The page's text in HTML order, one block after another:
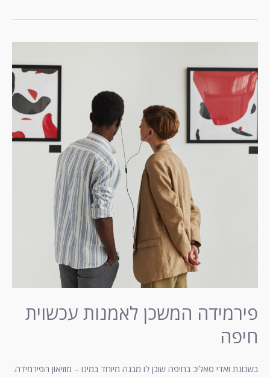
פירמידה המשכן לאמנות עכשוית
חיפה
בשכונת ואדי סאליב בחיפה שוכן לו מבנה מיוחד במינו – מוזיאון הפירמידה.
המשכן
לאמנות
עכשוית
חיפה